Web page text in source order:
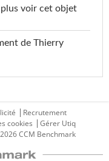
voir cet objet
de Thierry
Recrutement
cookies
Gérer Utiq
CCM Benchmark